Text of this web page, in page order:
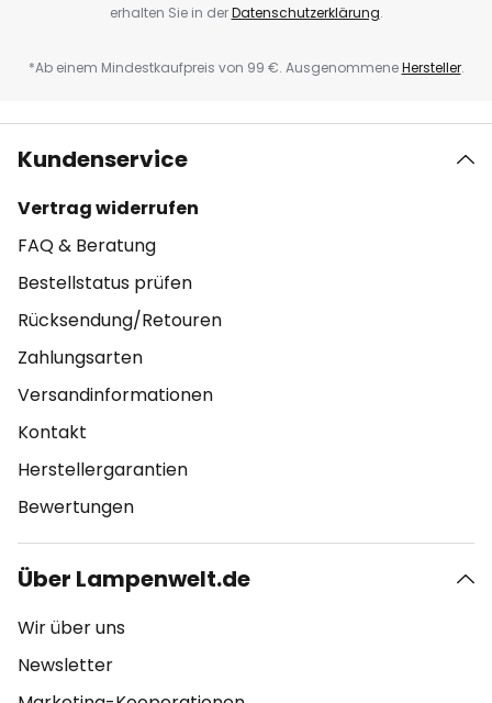
erhalten Sie in derDatenschutzerklärung.
*Ab einem Mindestkaufpreis von 99 €. AusgenommeneHersteller.
Kundenservice
Vertrag widerrufen
FAQ & Beratung
Bestellstatus prüfen
Rücksendung/Retouren
Zahlungsarten
Versandinformationen
Kontakt
Herstellergarantien
Bewertungen
Über Lampenwelt.de
Wir über uns
Newsletter